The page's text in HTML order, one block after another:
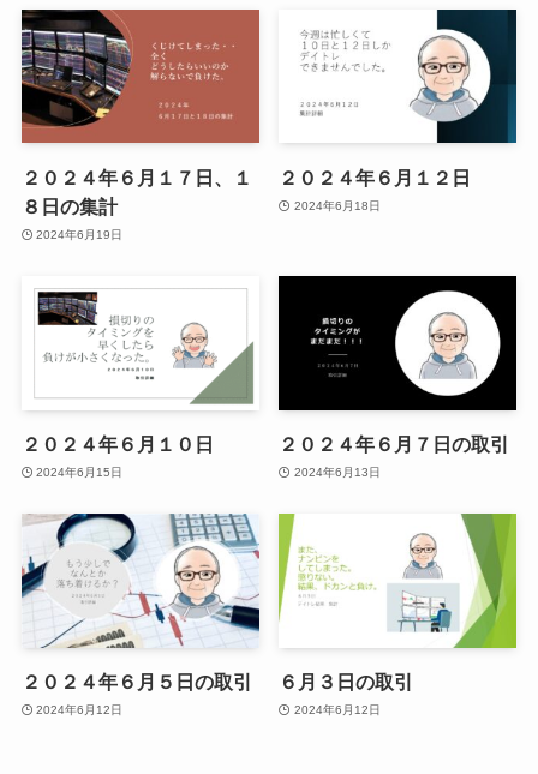
２０２４年６月１７日、１
８日の集計
2024年6月19日
２０２４年６月１２日
2024年6月18日
２０２４年６月１０日
2024年6月15日
２０２４年６月７日の取引
2024年6月13日
２０２４年６月５日の取引
2024年6月12日
６月３日の取引
2024年6月12日